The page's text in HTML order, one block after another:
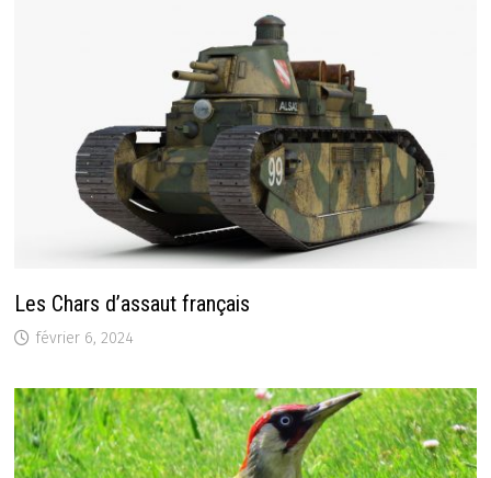
Les Chars d’assaut français
février 6, 2024